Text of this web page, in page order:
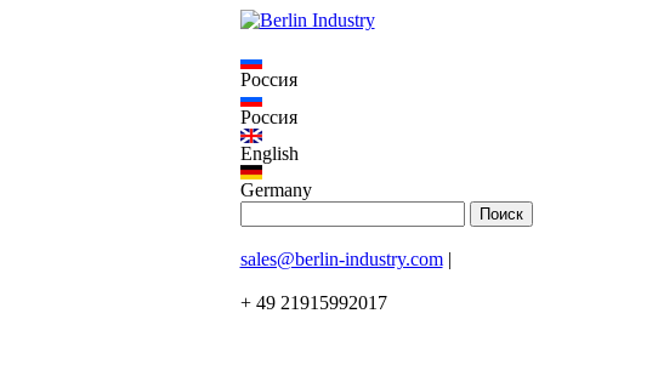
Россия
Россия
English
Germany
sales@berlin-industry.com|
+ 49 21915992017